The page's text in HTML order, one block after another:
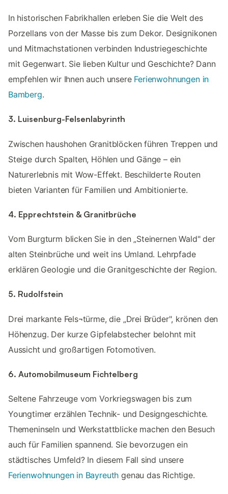
In historischen Fabrikhallen erleben Sie die Welt des
Porzellans von der Masse bis zum Dekor. Designikonen
und Mitmachstationen verbinden Industriegeschichte
mit Gegenwart. Sie lieben Kultur und Geschichte? Dann
empfehlen wir Ihnen auch unsere Ferienwohnungen in
Bamberg.
3. Luisenburg-Felsenlabyrinth
Zwischen haushohen Granitblöcken führen Treppen und
Steige durch Spalten, Höhlen und Gänge – ein
Naturerlebnis mit Wow-Effekt. Beschilderte Routen
bieten Varianten für Familien und Ambitionierte.
4. Epprechtstein & Granitbrüche
Vom Burgturm blicken Sie in den „Steinernen Wald" der
alten Steinbrüche und weit ins Umland. Lehrpfade
erklären Geologie und die Granitgeschichte der Region.
5. Rudolfstein
Drei markante Fels¬türme, die „Drei Brüder", krönen den
Höhenzug. Der kurze Gipfelabstecher belohnt mit
Aussicht und großartigen Fotomotiven.
6. Automobilmuseum Fichtelberg
Seltene Fahrzeuge vom Vorkriegswagen bis zum
Youngtimer erzählen Technik- und Designgeschichte.
Themeninseln und Werkstattblicke machen den Besuch
auch für Familien spannend. Sie bevorzugen ein
städtisches Umfeld? In diesem Fall sind unsere
Ferienwohnungen in Bayreuth genau das Richtige.